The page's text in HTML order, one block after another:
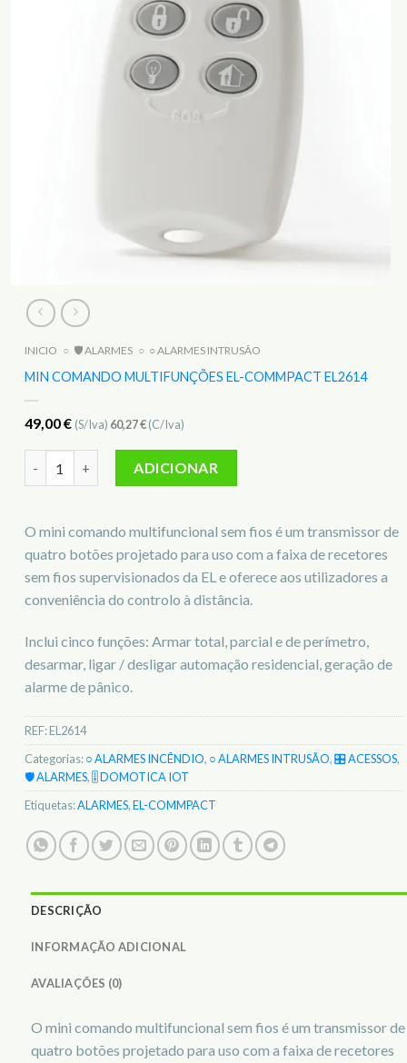
INICIO ○ 🛡️ ALARMES ○ ○ ALARMES INTRUSÃO
MIN COMANDO MULTIFUNÇÕES EL-COMMPACT EL2614
49,00€ (S/Iva) 60,27€(C/Iva)
ADICIONAR
O mini comando multifuncional sem fios é um transmissor de
quatro botões projetado para uso com a faixa de recetores
sem fios supervisionados da EL e oferece aos utilizadores a
conveniência do controlo à distância.
Inclui cinco funções: Armar total, parcial e de perímetro,
desarmar, ligar / desligar automação residencial, geração de
alarme de pânico.
REF:EL2614
Categorias:○ ALARMES INCÊNDIO, ○ ALARMES INTRUSÃO,🎛️ ACESSOS,
🛡️ ALARMES, 🎚️ DOMOTICA IOT
Etiquetas:ALARMES,EL-COMMPACT
DESCRIÇÃO
INFORMAÇÃO ADICIONAL
AVALIAÇÕES (0)
O mini comando multifuncional sem fios é um transmissor de
quatro botões projetado para uso com a faixa de recetores